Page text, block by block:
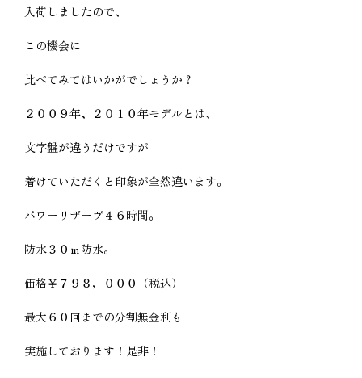
入荷しましたので、
この機会に
比べてみてはいかがでしょうか？
２００９年、２０１０年モデルとは、
文字盤が違うだけですが
着けていただくと印象が全然違います。
パワーリザーヴ４６時間。
防水３０ｍ防水。
価格￥７９８，０００（税込）
最大６０回までの分割無金利も
実施しております！是非！